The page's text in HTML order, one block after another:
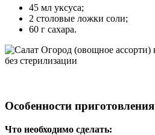
45 мл уксуса;
2 столовые ложки соли;
60 г сахара.
Особенности приготовления
Что необходимо сделать: